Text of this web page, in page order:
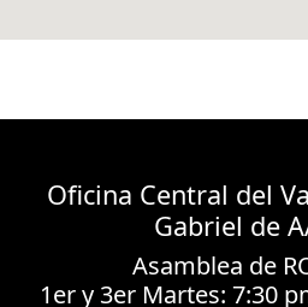
Oficina Central del
Gabriel de
Asamblea de
1er y 3er Martes: 7:30